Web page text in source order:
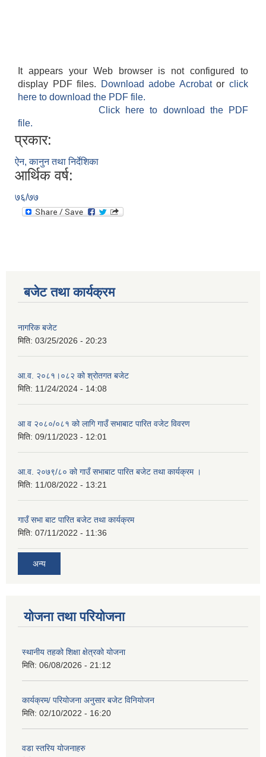
It appears your Web browser is not configured to
display PDF files.
Download adobe Acrobatorclick
here to download the PDF file.
Click here to download the PDF
file.
प्रकार:
ऐन, कानुन तथा निर्देशिका
आर्थिक वर्ष:
७६/७७
बजेट तथा कार्यक्रम
नागरिक बजेट
मिति: 03/25/2026 - 20:23
आ.व. २०८१।०८२ को श्रोतगत बजेट
मिति: 11/24/2024 - 14:08
आ व २०८०/०८१ को लागि गाउँ सभाबाट पारित वजेट विवरण
मिति: 09/11/2023 - 12:01
आ.व. २०७९/८० को गाउँ सभाबाट पारित बजेट तथा कार्यक्रम ।
मिति: 11/08/2022 - 13:21
गाउँ सभा बाट पारित बजेट तथा कार्यक्रम
मिति: 07/11/2022 - 11:36
अन्य
योजना तथा परियोजना
स्थानीय तहको शिक्षा क्षेत्रको योजना
मिति: 06/08/2026 - 21:12
कार्यक्रम/ परियोजना अनुसार बजेट विनियोजन
मिति: 02/10/2022 - 16:20
वडा स्तरिय योजनाहरु